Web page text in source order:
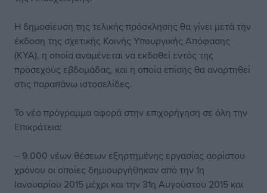
Η δημοσίευση της τελικής πρόσκλησης θα γίνει μετά την
έκδοση της σχετικής Κοινής Υπουργικής Απόφασης
(ΚΥΑ), η οποία αναμένεται να εκδοθεί εντός της
προσεχούς εβδομάδας, και η οποία επίσης θα αναρτηθεί
στις παραπάνω ιστοσελίδες.
Το νέο πρόγραμμα αφορά στην επιχορήγηση σε όλη την
Επικράτεια:
– 9.000 νέων θέσεων εξηρτημένης εργασίας αορίστου
χρόνου οι οποίες δημιουργήθηκαν από την 1η
Ιανουαρίου 2015 μέχρι και την 31η Αυγούστου 2015 και